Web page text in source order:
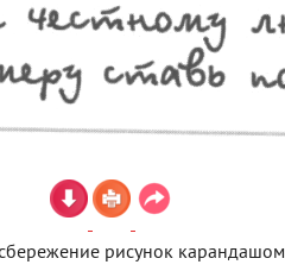
рисунок карандашом